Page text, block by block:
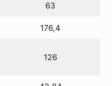
63
176,4
126